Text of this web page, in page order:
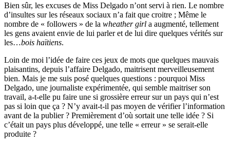
Bien sûr, les excuses de Miss Delgado n’ont servi à rien. Le nombre
d’insultes sur les réseaux sociaux n’a fait que croitre ; Même le
nombre de « followers » de la wheather girl a augmenté, tellement
les gens avaient envie de lui parler et de lui dire quelques vérités sur
les…bois haïtiens.
Loin de moi l’idée de faire ces jeux de mots que quelques mauvais
plaisantins, depuis l’affaire Delgado, maitrisent merveilleusement
bien. Mais je me suis posé quelques questions : pourquoi Miss
Delgado, une journaliste expérimentée, qui semble maitriser son
travail, a-t-elle pu faire une si grossière erreur sur un pays qui n’est
pas si loin que ça ? N’y avait-t-il pas moyen de vérifier l’information
avant de la publier ? Premièrement d’où sortait une telle idée ? Si
c’était un pays plus développé, une telle « erreur » se serait-elle
produite ?